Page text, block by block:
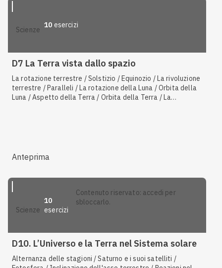
scienze
10 esercizi
D7 La Terra vista dallo spazio
La rotazione terrestre / Solstizio / Equinozio / La rivoluzione
terrestre / Paralleli / La rotazione della Luna / Orbita della
Luna / Aspetto della Terra / Orbita della Terra / La
Anteprima
scienze
10
esercizi
contenuto riservato: accedi per
sbloccarlo.
D10. L’Universo e la Terra nel Sistema solare
Alternanza delle stagioni / Saturno e i suoi satelliti /